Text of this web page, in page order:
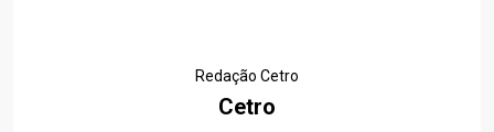
Redação Cetro
Cetro